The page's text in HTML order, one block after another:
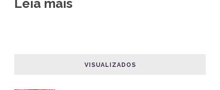
Leia mais
VISUALIZADOS